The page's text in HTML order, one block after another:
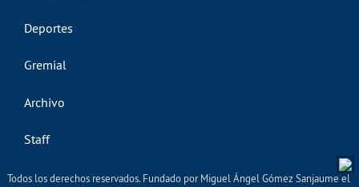
Deportes
Gremial
Archivo
Staff
Todos los derechos reservados. Fundado por Miguel Ángel Gómez Sanjaume el